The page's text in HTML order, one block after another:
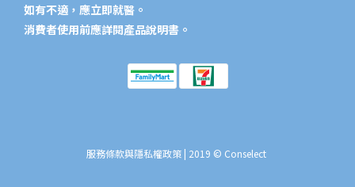
如有不適，應立即就醫。
消費者使用前應詳閱產品說明書。​
服務條款與隱私權政策 | 2019 © Conselect